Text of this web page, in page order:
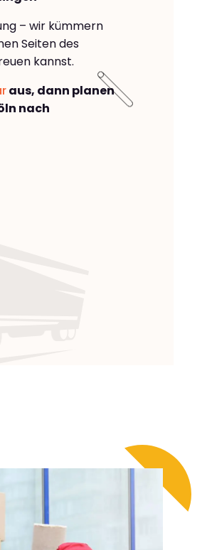
– wir kümmern
Seiten des
kannst.
aus, dann planen
nach